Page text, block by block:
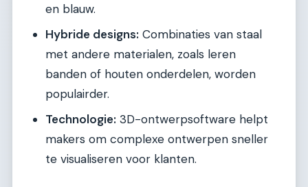
en blauw.
Hybride designs: Combinaties van staal
met andere materialen, zoals leren
banden of houten onderdelen, worden
populairder.
Technologie: 3D-ontwerpsoftware helpt
makers om complexe ontwerpen sneller
te visualiseren voor klanten.